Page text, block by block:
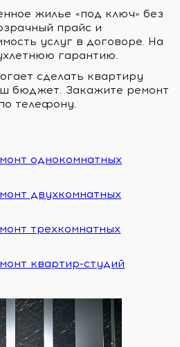
жилье «под ключ» без
прайс и
услуг в договоре. На
гарантию.
сделать квартиру
бюджет. Закажите ремонт
телефону.
однокомнатных
двухкомнатных
трехкомнатных
квартир-студий